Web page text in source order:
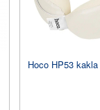
Hoco HP53